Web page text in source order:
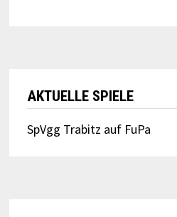
AKTUELLE SPIELE
SpVgg Trabitz auf FuPa